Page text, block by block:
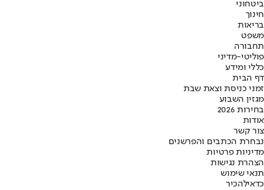
ביטחוני
חינוך
בריאות
משפט
תחבורה
פוליטי-מדיני
כללי ומידע
דף הבית
זמני כניסת וצאת שבת
מגזין השבוע
בחירות 2026
אודות
צור קשר
נבחרת הכתבים והפרשנים
מדיניות פרטיות
הצהרת נגישות
תנאי שימוש
כדאילהכיר